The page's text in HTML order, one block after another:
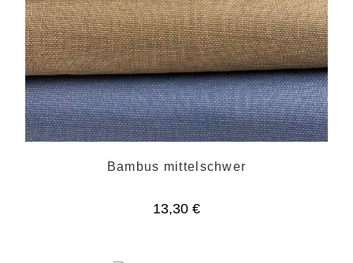
Bambus mittelschwer
13,30 €